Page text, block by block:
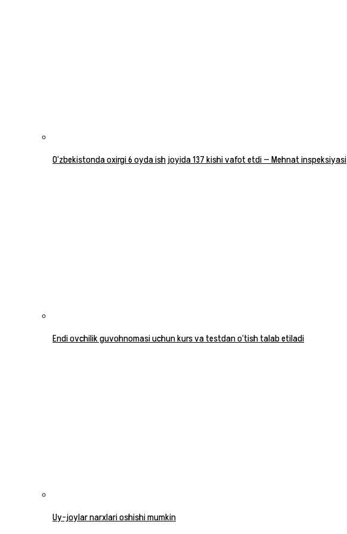
O‘zbekistonda oxirgi 6 oyda ish joyida 137 kishi vafot etdi — Mehnat inspeksiyasi
Endi ovchilik guvohnomasi uchun kurs va testdan o‘tish talab etiladi
Uy-joylar narxlari oshishi mumkin